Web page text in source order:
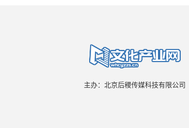
主办：北京后稷传媒科技有限公司